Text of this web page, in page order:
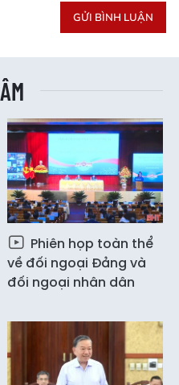
GỬI BÌNH LUẬN
Phiên họp toàn thể
về đối ngoại Đảng và
đối ngoại nhân dân